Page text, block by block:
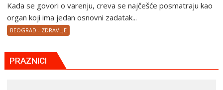
Crevna
i
Kada se govori o varenju, creva se najčešće posmatraju kao
organ koji ima jedan osnovni zadatak...
BEOGRAD - ZDRAVLJE
PRAZNICI